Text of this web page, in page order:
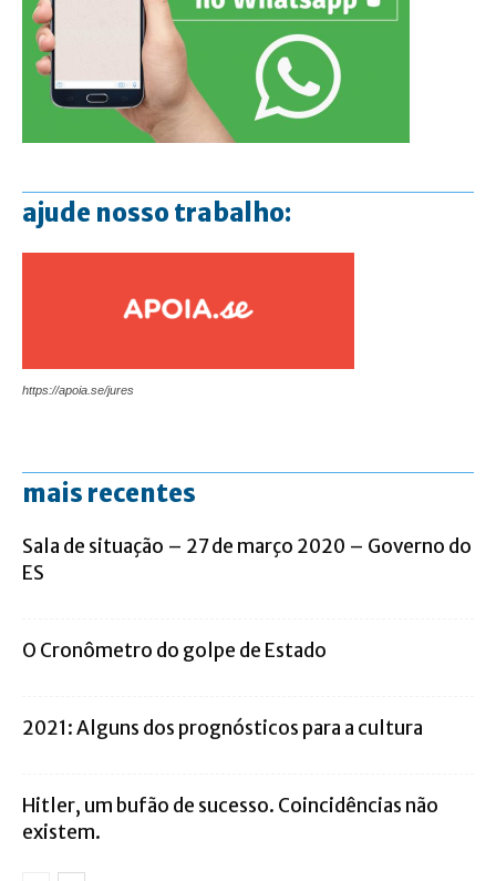
ajude nosso trabalho:
https://apoia.se/jures
mais recentes
Sala de situação – 27 de março 2020 – Governo do
ES
O Cronômetro do golpe de Estado
2021: Alguns dos prognósticos para a cultura
Hitler, um bufão de sucesso. Coincidências não
existem.